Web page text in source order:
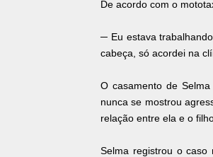
De acordo com o
─ Eu estava
cabeça, só acordei na
O casamento de
nunca se mostrou
relação entre ela e o
Selma registrou o